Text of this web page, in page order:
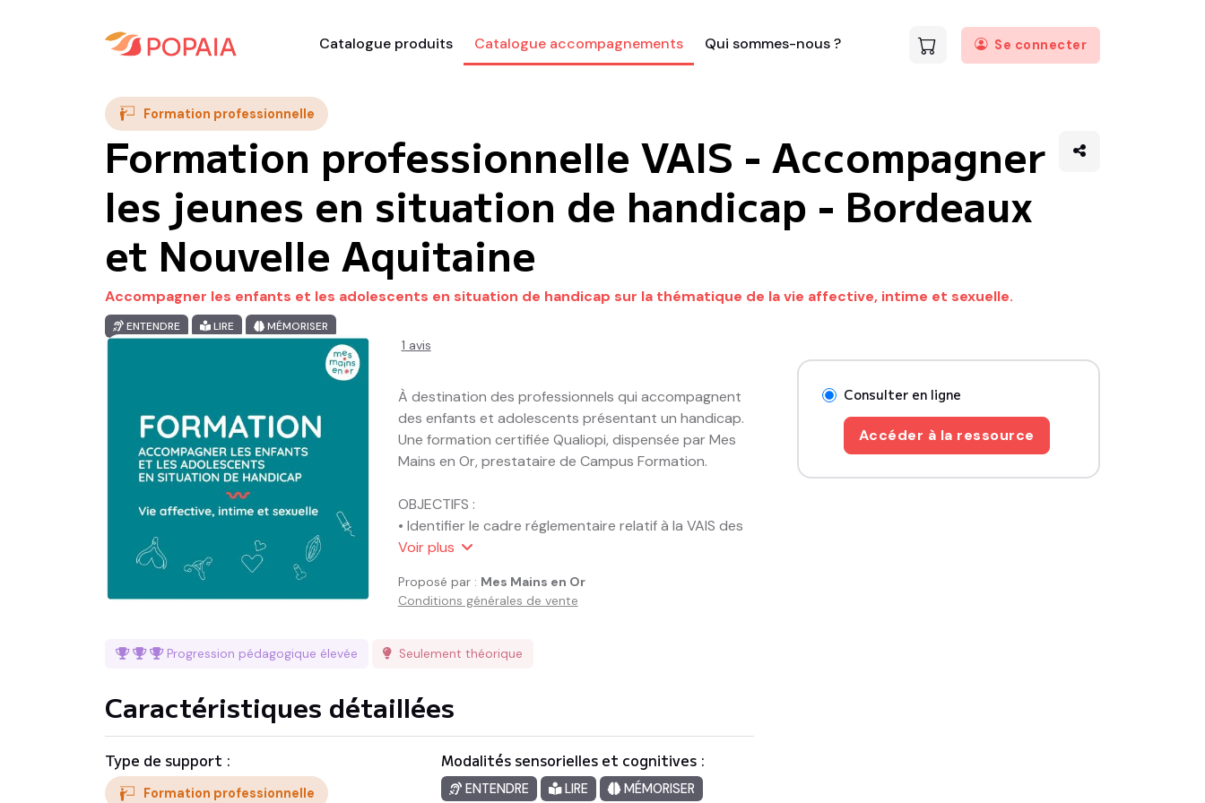
Catalogue produits Catalogue accompagnements Qui sommes-nous ? Se connecter
Formation professionnelle
Formation professionnelle VAIS - Accompagner
les jeunes en situation de handicap - Bordeaux
et Nouvelle Aquitaine
Accompagner les enfants et les adolescents en situation de handicap sur la thématique de la vie affective, intime et sexuelle.
ENTENDRE LIRE MÉMORISER
1 avis
À destination des professionnels qui accompagnent
des enfants et adolescents présentant un handicap.
Une formation certifiée Qualiopi, dispensée par Mes
Mains en Or, prestataire de Campus Formation.
OBJECTIFS :
• Identifier le cadre réglementaire relatif à la VAIS des
personnes accompagnées par des établissements
• Questionner sa pratique professionnelle.
• Découvrir des méthodes et outils permettant
• Les bases du cadre légal relatif à l’intervention des
professionnels du médico-social sur les questions
relatives à la VAIS.
• Les notions fondamentales du développement
affectif et sexuel de l’enfant et de l’adolescent.
Voir plus
Proposé par : Mes Mains en Or
Conditions générales de vente
Progression pédagogique élevée Seulement théorique
Caractéristiques détaillées
Type de support :
Formation professionnelle
Modalités sensorielles et cognitives :
ENTENDRE LIRE MÉMORISER
Consulter en ligne
Accéder à la ressource